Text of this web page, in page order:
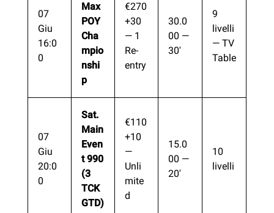
07
Giu
16:0
0
Max
POY
Cha
mpio
nshi
p
€270
+30
— 1
Re-
entry
30.0
00 —
30′
9
livelli
— TV
Table
07
Giu
20:0
0
Sat.
Main
Even
t 990
(3
TCK
GTD)
€110
+10
—
Unli
mite
d
15.0
00 —
20′
10
livelli